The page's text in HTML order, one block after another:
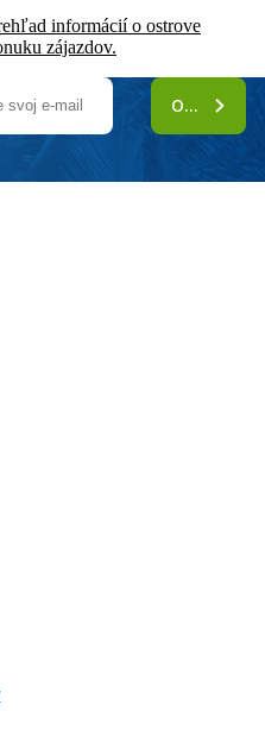
informácií o ostrove
zájazdov.
ODOBERAŤ